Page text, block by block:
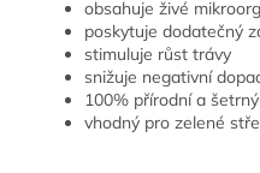
obsahuje živé
poskytuje dodatečný
stimuluje růst trávy
snižuje negativní
100% přírodní a
vhodný pro zelené